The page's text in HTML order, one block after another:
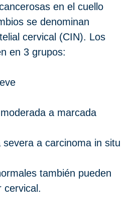
en el cuello
se denominan
cervical (CIN). Los
en 3 grupos:
a marcada
a carcinoma in situ
también pueden
cervical.